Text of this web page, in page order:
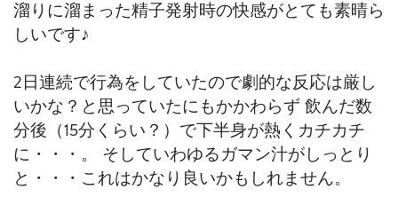
溜りに溜まった精子発射時の快感がとても素晴ら
しいです♪
2日連続で行為をしていたので劇的な反応は厳し
いかな？と思っていたにもかかわらず 飲んだ数
分後（15分くらい？）で下半身が熱くカチカチ
に・・・。 そしていわゆるガマン汁がしっとり
と・・・これはかなり良いかもしれません。